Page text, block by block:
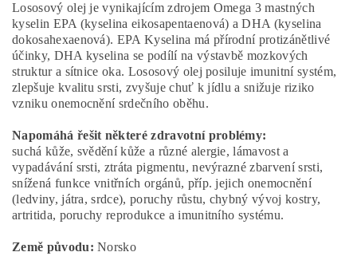
Lososový olej je vynikajícím zdrojem Omega 3 mastných
kyselin EPA (kyselina eikosapentaenová) a DHA (kyselina
dokosahexaenová). EPA Kyselina má přírodní protizánětlivé
účinky, DHA kyselina se podílí na výstavbě mozkových
struktur a sítnice oka. Lososový olej posiluje imunitní systém,
zlepšuje kvalitu srsti, zvyšuje chuť k jídlu a snižuje riziko
vzniku onemocnění srdečního oběhu.
Napomáhá řešit některé zdravotní problémy:
suchá kůže, svědění kůže a různé alergie, lámavost a
vypadávání srsti, ztráta pigmentu, nevýrazné zbarvení srsti,
snížená funkce vnitřních orgánů, příp. jejich onemocnění
(ledviny, játra, srdce), poruchy růstu, chybný vývoj kostry,
artritida, poruchy reprodukce a imunitního systému.
Země původu: Norsko